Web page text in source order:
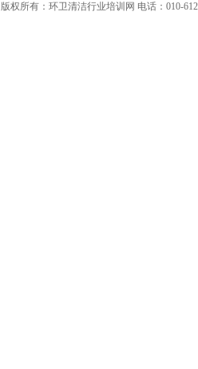
版权所有：环卫清洁行业培训网 电话：010-